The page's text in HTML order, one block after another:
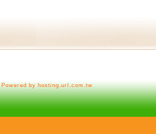
Powered by hosting.url.com.tw